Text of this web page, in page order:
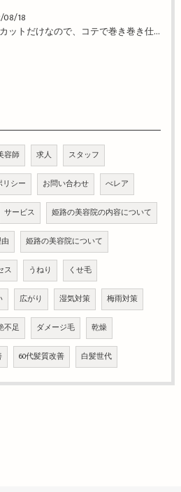
08/18
今回はカットだけなので、コテで巻き巻き仕上げ！姫路市の美容院BEREA(ベレア)はお客様のキレイを叶える美容室／ヘアサロン
容師 求人 スタッフ
リシー お問い合わせ べレア
サービス 姫路の美容院の内容について
姫路の美容院について
ス うねり くせ毛
広がり 湿気対策 梅雨対策
不足 ダメージ毛 乾燥
60代髪質改善 白髪世代